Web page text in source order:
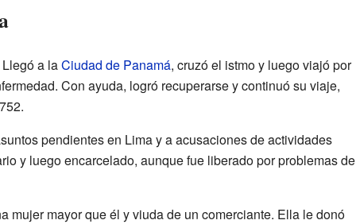
a laCiudad de Panamá, cruzó el istmo y luego viajó por
Con ayuda, logró recuperarse y continuó su viaje,
pendientes en Lima y a acusaciones de actividades
y luego encarcelado, aunque fue liberado por problemas de
mujer mayor que él y viuda de un comerciante. Ella le donó